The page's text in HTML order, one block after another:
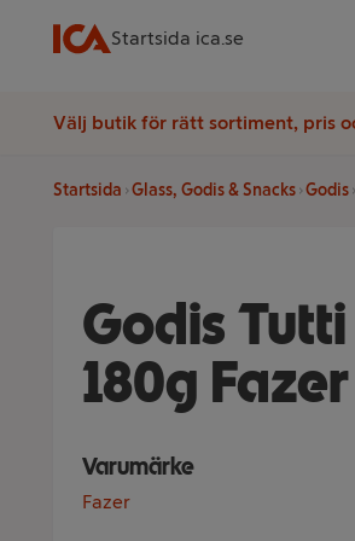
Startsida ica.se
Välj butik för rätt sortiment, pris
Startsida Glass, Godis & Snacks Godis
Godis
180g Fazer
Varumärke
Fazer